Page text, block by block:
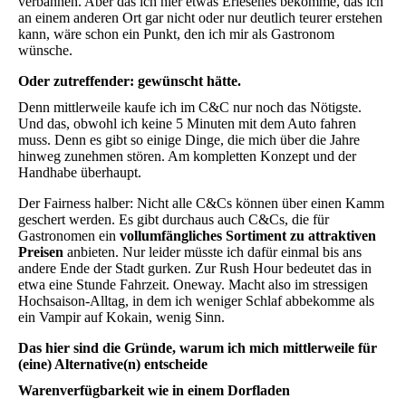
an einem anderen Ort gar nicht oder nur deutlich teurer erstehen
kann, wäre schon ein Punkt, den ich mir als Gastronom
wünsche.
Oder zutreffender: gewünscht hätte.
Denn mittlerweile kaufe ich im C&C nur noch das Nötigste.
Und das, obwohl ich keine 5 Minuten mit dem Auto fahren
muss. Denn es gibt so einige Dinge, die mich über die Jahre
hinweg zunehmen stören. Am kompletten Konzept und der
Handhabe überhaupt.
Der Fairness halber: Nicht alle C&Cs können über einen Kamm
geschert werden. Es gibt durchaus auch C&Cs, die für
Gastronomen ein vollumfängliches Sortiment zu attraktiven
Preisen anbieten. Nur leider müsste ich dafür einmal bis ans
andere Ende der Stadt gurken. Zur Rush Hour bedeutet das in
etwa eine Stunde Fahrzeit. Oneway. Macht also im stressigen
Hochsaison-Alltag, in dem ich weniger Schlaf abbekomme als
ein Vampir auf Kokain, wenig Sinn.
Das hier sind die Gründe, warum ich mich mittlerweile für
(eine) Alternative(n) entscheide
Warenverfügbarkeit wie in einem Dorfladen